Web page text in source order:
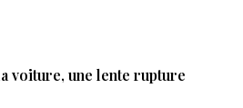
voiture, une lente rupture